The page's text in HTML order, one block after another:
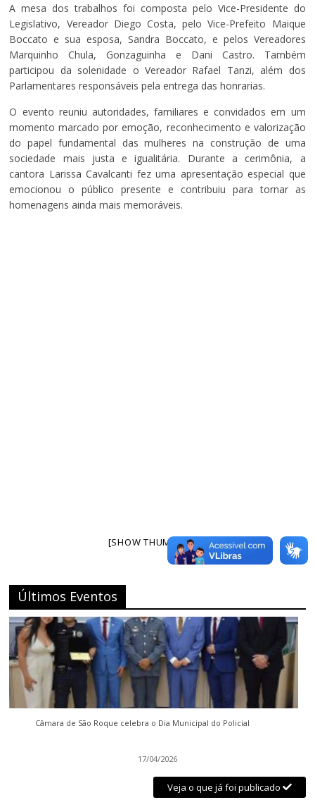
A mesa dos trabalhos foi composta pelo Vice-Presidente do
Legislativo, Vereador Diego Costa, pelo Vice-Prefeito Maique
Boccato e sua esposa, Sandra Boccato, e pelos Vereadores
Marquinho Chula, Gonzaguinha e Dani Castro. Também
participou da solenidade o Vereador Rafael Tanzi, além dos
Parlamentares responsáveis pela entrega das honrarias.
O evento reuniu autoridades, familiares e convidados em um
momento marcado por emoção, reconhecimento e valorização
do papel fundamental das mulheres na construção de uma
sociedade mais justa e igualitária. Durante a cerimônia, a
cantora Larissa Cavalcanti fez uma apresentação especial que
emocionou o público presente e contribuiu para tornar as
homenagens ainda mais memoráveis.
[SHOW THUMBNAILS]
Últimos Eventos
Câmara de São Roque celebra o Dia Municipal do Policial
17/04/2026
Veja o que já foi publicado